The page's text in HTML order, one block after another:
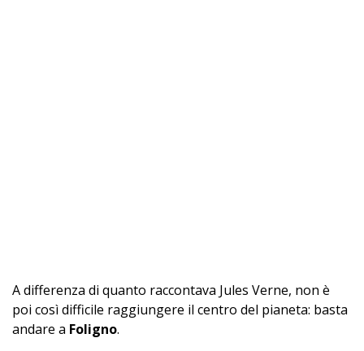
A differenza di quanto raccontava Jules Verne, non è
poi così difficile raggiungere il centro del pianeta: basta
andare a Foligno.